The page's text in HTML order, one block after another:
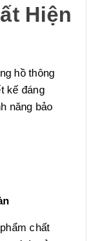
Hiện
hồ thông
kế đáng
năng bảo
chất